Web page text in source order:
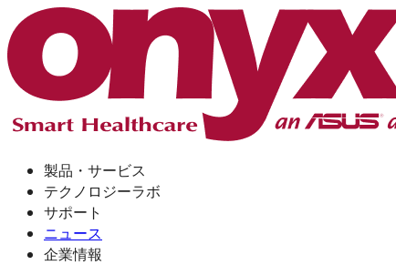
製品・サービス
テクノロジーラボ
サポート
ニュース
企業情報